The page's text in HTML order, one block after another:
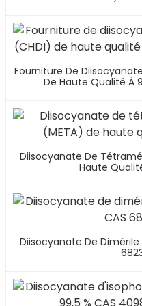
Fourniture De
De Haute Qualité À
Diisocyanate De
Haute
Diisocyanate De Dimérile